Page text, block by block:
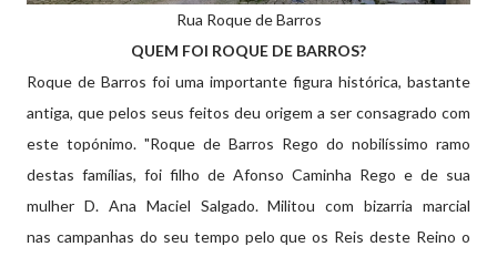
Rua Roque de Barros
QUEM FOI ROQUE DE BARROS?
Roque de Barros foi uma importante figura histórica, bastante
antiga, que pelos seus feitos deu origem a ser consagrado com
este topónimo. "Roque de Barros Rego do nobilíssimo ramo
destas famílias, foi filho de Afonso Caminha Rego e de sua
mulher D. Ana Maciel Salgado. Militou com bizarria marcial
nas campanhas do seu tempo pelo que os Reis deste Reino o